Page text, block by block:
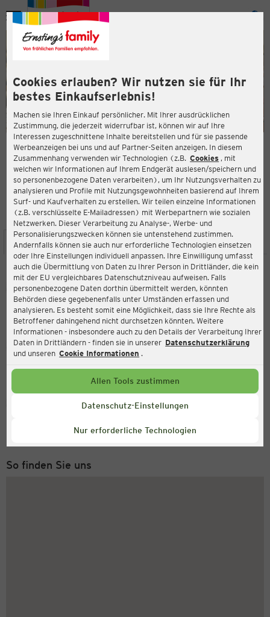
Cookies erlauben? Wir nutzen sie für Ihr
bestes Einkaufserlebnis!
Machen sie Ihren Einkauf persönlicher. Mit Ihrer ausdrücklichen
Zustimmung, die jederzeit widerrufbar ist, können wir auf Ihre
Interessen zugeschnittene Inhalte bereitstellen und für sie passende
Werbeanzeigen bei uns und auf Partner-Seiten anzeigen. In diesem
Zusammenhang verwenden wir Technologien (z.B. Cookies , mit
welchen wir Informationen auf Ihrem Endgerät auslesen/speichern und
so personenbezogene Daten verarbeiten), um Ihr Nutzungsverhalten zu
analysieren und Profile mit Nutzungsgewohnheiten basierend auf Ihrem
Surf- und Kaufverhalten zu erstellen. Wir teilen einzelne Informationen
(z.B. verschlüsselte E-Mailadressen) mit Werbepartnern wie sozialen
Netzwerken. Dieser Verarbeitung zu Analyse-, Werbe- und
Personalisierungszwecken können sie untenstehend zustimmen.
Andernfalls können sie auch nur erforderliche Technologien einsetzen
oder Ihre Einstellungen individuell anpassen. Ihre Einwilligung umfasst
auch die Übermittlung von Daten zu Ihrer Person in Drittländer, die kein
mit der EU vergleichbares Datenschutzniveau aufweisen. Falls
personenbezogene Daten dorthin übermittelt werden, könnten
Behörden diese gegebenenfalls unter Umständen erfassen und
analysieren. Es besteht somit eine Möglichkeit, dass sie Ihre Rechte als
Betroffener dahingehend nicht durchsetzen könnten. Weitere
Informationen - insbesondere auch zu den Details der Verarbeitung Ihrer
Daten in Drittländern - finden sie in unserer Datenschutzerklärung
und unseren Cookie Informationen .
Allen Tools zustimmen
Datenschutz-Einstellungen
Nur erforderliche Technologien
Menü
ERNSTING'S FAMILY FILIALE
Siemensring 17 B
53925 Kall
4,2
Bewertung:
STANDORT SERVICES SORTIMENT AKTIONEN
Ernsting's family
Siemensring 17 B, 53925 Kall
Aktuell:
Geöffnet
Service Hotline
Montag bis Freitag 8-18 Uhr
So finden Sie uns